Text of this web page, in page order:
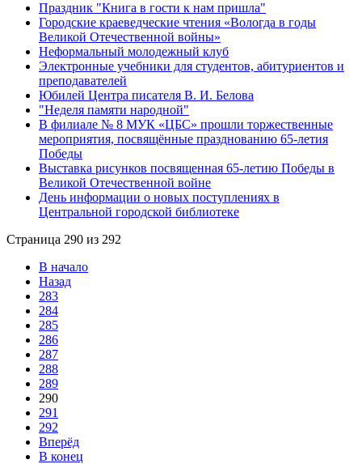
Праздник "Книга в гости к нам пришла"
Городские краеведческие чтения «Вологда в годы
Великой Отечественной войны»
Неформальный молодежный клуб
Электронные учебники для студентов, абитуриентов и
преподавателей
Юбилей Центра писателя В. И. Белова
"Неделя памяти народной"
В филиале № 8 МУК «ЦБС» прошли торжественные
мероприятия, посвящённые празднованию 65-летия
Победы
Выставка рисунков посвященная 65-летию Победы в
Великой Отечественной войне
День информации о новых поступлениях в
Центральной городской библиотеке
Страница 290 из 292
В начало
Назад
283
284
285
286
287
288
289
290
291
292
Вперёд
В конец